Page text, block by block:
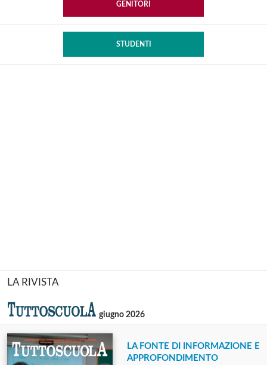
GENITORI
STUDENTI
LA RIVISTA
giugno 2026
LA FONTE DI INFORMAZIONE E
APPROFONDIMENTO